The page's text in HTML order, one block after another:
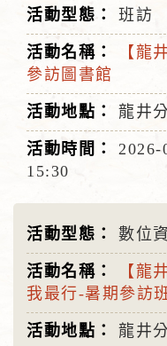
班訪
【龍
參訪圖書館
龍井
2026-
15:30
數位
【龍
我最行-暑期參訪
龍井